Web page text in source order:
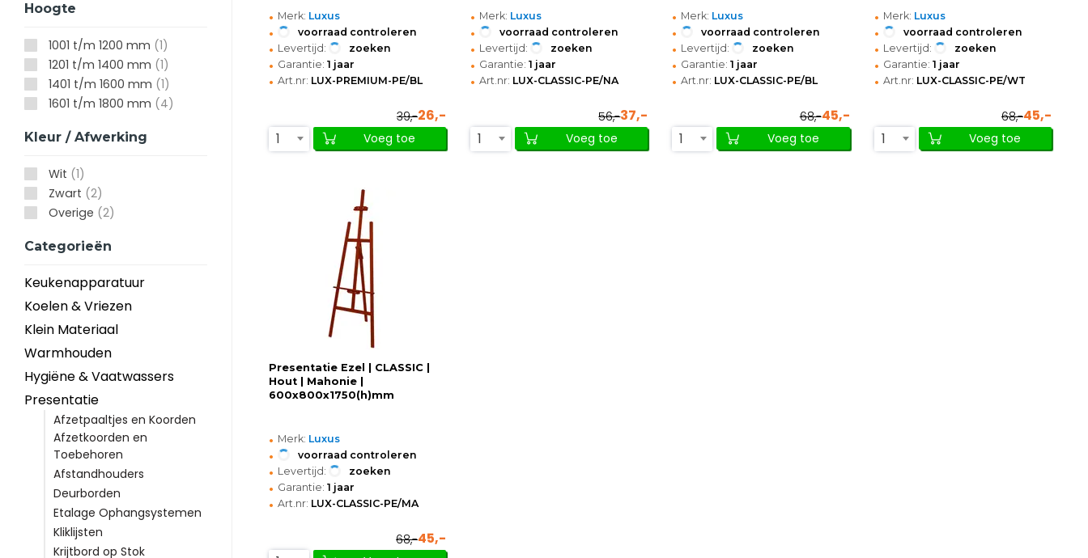
Hoogte
1001 t/m 1200 mm (1)
1201 t/m 1400 mm (1)
1401 t/m 1600 mm (1)
1601 t/m 1800 mm (4)
Kleur / Afwerking
Wit (1)
Zwart (2)
Overige (2)
Categorieën
Keukenapparatuur
Koelen & Vriezen
Klein Materiaal
Warmhouden
Hygiëne & Vaatwassers
Presentatie
Afzetpaaltjes en Koorden
Afzetkoorden en
Toebehoren
Afstandhouders
Deurborden
Etalage Ophangsystemen
Kliklijsten
Krijtbord op Stok
• Merk: Luxus
• voorraad controleren
• Levertijd: zoeken
• Garantie: 1 jaar
• Art.nr: LUX-PREMIUM-PE/BL
39,-26,-
1
Voeg toe
• Merk: Luxus
• voorraad controleren
• Levertijd: zoeken
• Garantie: 1 jaar
• Art.nr: LUX-CLASSIC-PE/NA
56,-37,-
1
Voeg toe
• Merk: Luxus
• voorraad controleren
• Levertijd: zoeken
• Garantie: 1 jaar
• Art.nr: LUX-CLASSIC-PE/BL
68,-45,-
1
Voeg toe
• Merk: Luxus
• voorraad controleren
• Levertijd: zoeken
• Garantie: 1 jaar
• Art.nr: LUX-CLASSIC-PE/WT
68,-45,-
1
Voeg toe
Presentatie Ezel | CLASSIC |
Hout | Mahonie |
600x800x1750(h)mm
• Merk: Luxus
• voorraad controleren
• Levertijd: zoeken
• Garantie: 1 jaar
• Art.nr: LUX-CLASSIC-PE/MA
68,-45,-